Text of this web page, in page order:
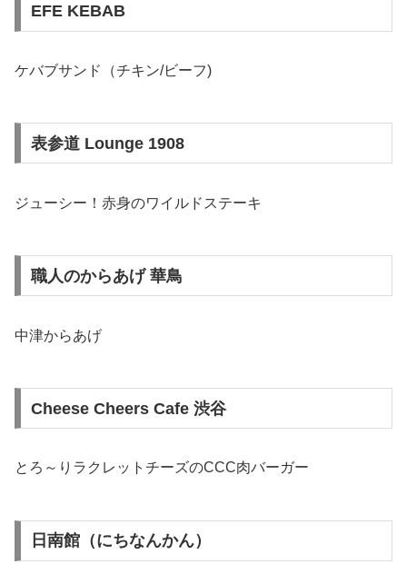
EFE KEBAB
ケバブサンド（チキン/ビーフ)
表参道 Lounge 1908
ジューシー！赤身のワイルドステーキ
職人のからあげ 華鳥
中津からあげ
Cheese Cheers Cafe 渋谷
とろ～りラクレットチーズのCCC肉バーガー
日南館（にちなんかん）